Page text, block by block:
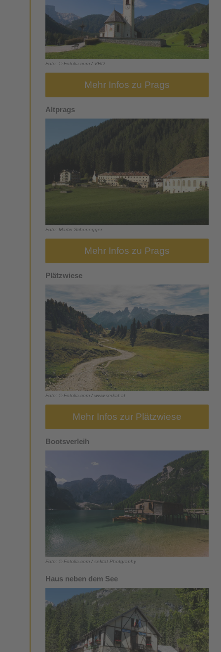
Foto: © Fotolia.com / VRD
Mehr Infos zu Prags
Altprags
Foto: Martin Schönegger
Mehr Infos zu Prags
Plätzwiese
Foto: © Fotolia.com / www.serkat.at
Mehr Infos zur Plätzwiese
Bootsverleih
Foto: © Fotolia.com / sektat Photgraphy
Haus neben dem See